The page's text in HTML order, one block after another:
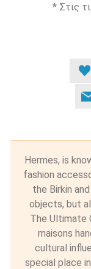
* Στις
Hermes, is
fashion
the Birkin
objects, but
The Ultimate
maisons
cultural
special place